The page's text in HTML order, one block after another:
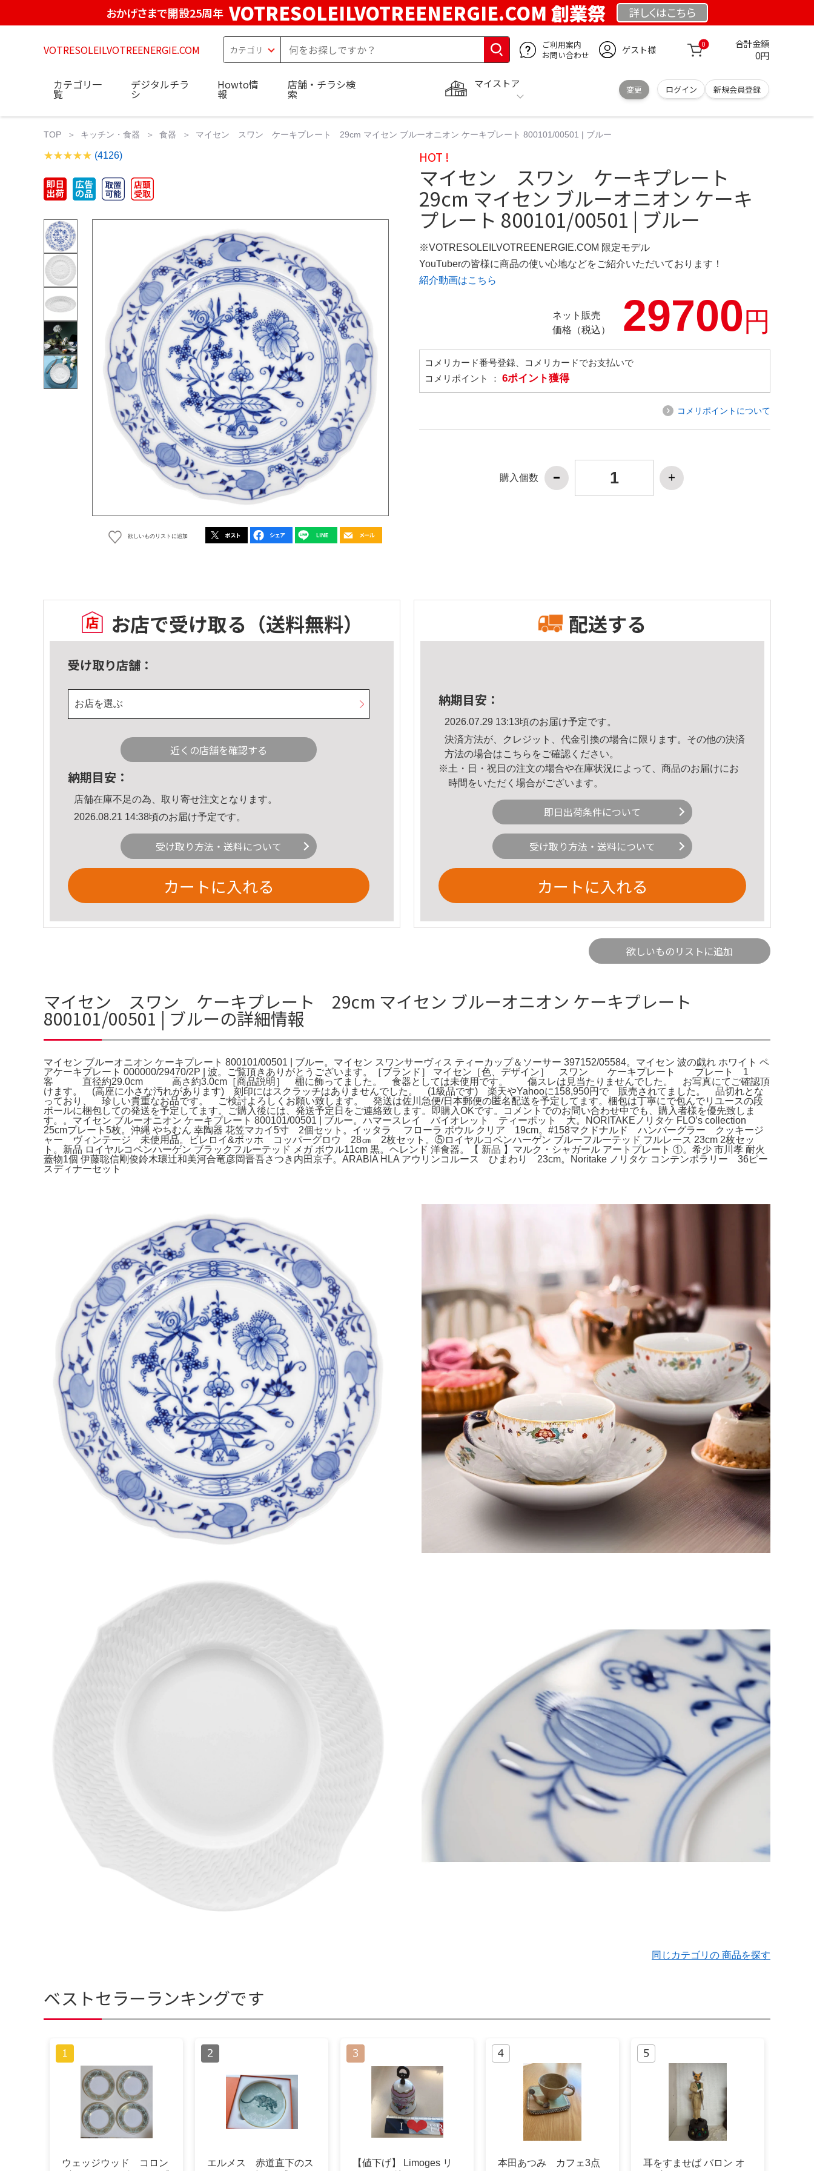
おかげさまで開設25周年 VOTRESOLEILVOTREENERGIE.COM 創業祭 詳しくはこちら
VOTRESOLEILVOTREENERGIE.COM
ご利用案内
お問い合わせ
ゲスト様 0 合計金額
0円
マイストア
変更 ログイン 新規会員登録
カテゴリ一
覧
デジタルチラ
シ
Howto情
報
店舗・チラシ検
索
TOP キッチン・食器 食器 マイセン スワン ケーキプレート 29cm マイセン ブルーオニオン ケーキプレート 800101/00501 | ブルー
(4126)
欲しいものリストに追加
HOT !
マイセン スワン ケーキプレート
29cm マイセン ブルーオニオン ケーキ
プレート 800101/00501 | ブルー
※VOTRESOLEILVOTREENERGIE.COM 限定モデル
YouTuberの皆様に商品の使い心地などをご紹介いただいております！
紹介動画はこちら
ネット販売
価格（税込）
29700円
コメリカード番号登録、コメリカードでお支払いで
コメリポイント ： 6ポイント獲得
コメリポイントについて
購入個数
お店で受け取る （送料無料）
受け取り店舗：
お店を選ぶ
近くの店舗を確認する
納期目安：
店舗在庫不足の為、取り寄せ注文となります。
2026.08.21 14:38頃のお届け予定です。
受け取り方法・送料について
カートに入れる
配送する
納期目安：
2026.07.29 13:13頃のお届け予定です。
決済方法が、クレジット、代金引換の場合に限ります。その他の決済
方法の場合はこちら をご確認ください。
※土・日・祝日の注文の場合や在庫状況によって、商品のお届けにお
時間をいただく場合がございます。
即日出荷条件について
受け取り方法・送料について
カートに入れる
欲しいものリストに追加
マイセン スワン ケーキプレート 29cm マイセン ブルーオニオン ケーキプレート
800101/00501 | ブルーの詳細情報
マイセン ブルーオニオン ケーキプレート 800101/00501 | ブルー。マイセン スワンサーヴィス ティーカップ＆ソーサー 397152/05584。マイセン 波の戯れ ホワイト ペ
アケーキプレート 000000/29470/2P | 波。ご覧頂きありがとうございます。［ブランド］ マイセン［色、デザイン］ スワン ケーキプレート プレート 1
客 直径約29.0cm 高さ約3.0cm［商品説明］ 棚に飾ってました。 食器としては未使用です。 傷スレは見当たりませんでした。 お写真にてご確認頂
けます。 (高座に小さな汚れがあります) 刻印にはスクラッチはありませんでした。 (1級品です) 楽天やYahooに158,950円で 販売されてました。 品切れとな
っており、 珍しい貴重なお品です。 ご検討よろしくお願い致します。 発送は佐川急便/日本郵便の匿名配送を予定してます。梱包は丁寧にで包んでリユースの段
ボールに梱包しての発送を予定してます。ご購入後には、発送予定日をご連絡致します。即購入OKです。コメントでのお問い合わせ中でも、購入者様を優先致しま
す。。マイセン ブルーオニオン ケーキプレート 800101/00501 | ブルー。ハマースレイ バイオレット ティーポット 大。NORITAKEノリタケ FLO’s collection
25cmプレート5枚。沖縄 やちむん 幸陶器 花笠マカイ5寸 2個セット。イッタラ フローラ ボウル クリア 19cm。#158マクドナルド ハンバーグラー クッキージ
ャー ヴィンテージ 未使用品。ビレロイ&ボッホ コッパーグロウ 28㎝ 2枚セット。⑤ロイヤルコペンハーゲン ブルーフルーテッド フルレース 23cm 2枚セッ
ト。新品 ロイヤルコペンハーゲン ブラックフルーテッド メガ ボウル11cm 黒。ヘレンド 洋食器。【 新品 】マルク・シャガール アートプレート ①。希少 市川孝 耐火
蓋物1個 伊藤聡信剛俊鈴木環辻和美河合竜彦岡晋吾さつき内田京子。ARABIA HLA アウリンコルース ひまわり 23cm。Noritake ノリタケ コンテンポラリー 36ピー
スディナーセット
同じカテゴリの 商品を探す
ベストセラーランキングです
ウェッジウッド コロン
エルメス 赤道直下のス
【値下げ】 Limoges リ
本田あつみ カフェ3点
耳をすませば バロン オ